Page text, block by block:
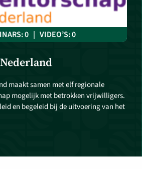
0 | VIDEO’S: 0
maakt samen met elf regionale
mogelijk met betrokken vrijwilligers.
en begeleid bij de uitvoering van het